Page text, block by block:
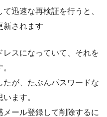
迅速な再検証を行うと、
新されます
レスになっていて、それを
たが、たぶんパスワードな
ます。
ール登録して削除するに